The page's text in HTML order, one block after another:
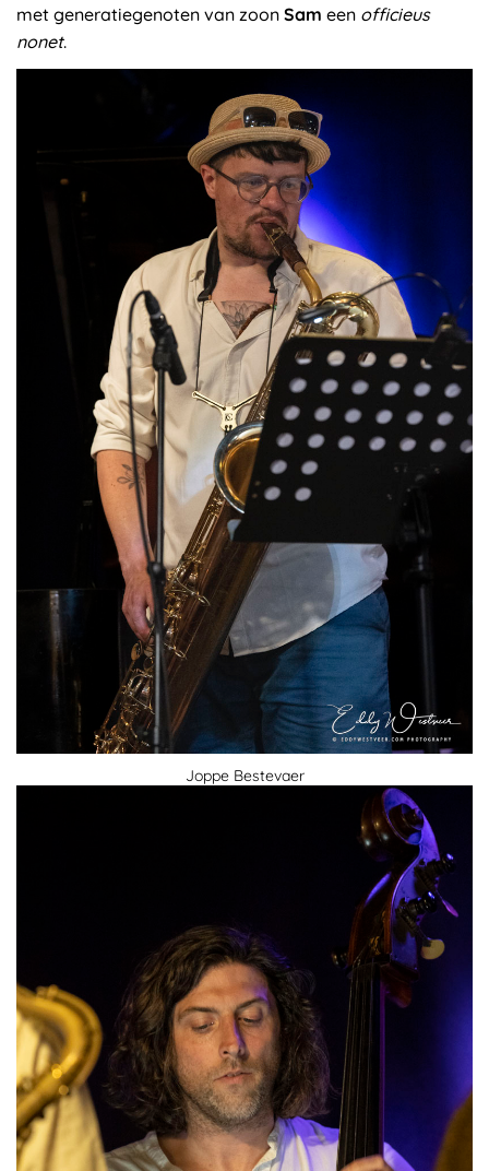
met generatiegenoten van zoon Sam een officieus
nonet.
Joppe Bestevaer